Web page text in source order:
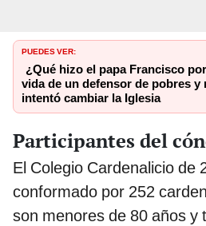
PUEDES VER:
¿Qué hizo el papa Francisco
vida de un defensor de pobres y
intentó cambiar la Iglesia
Participantes del
El Colegio Cardenalicio de
conformado por 252
son menores de 80 años y